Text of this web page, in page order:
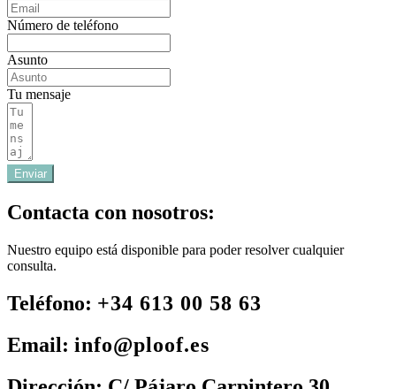
Número de teléfono
Asunto
Tu mensaje
Enviar
Contacta con nosotros:
Nuestro equipo está disponible para poder resolver cualquier
consulta.
Teléfono: +34 613 00 58 63
Email: info@ploof.es